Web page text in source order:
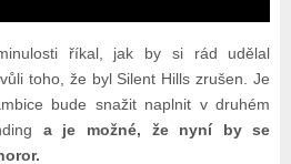
říkal, jak by si rád udělal
toho, že byl Silent Hills zrušen. Je
bude snažit naplnit v druhém
a je možné, že nyní by se